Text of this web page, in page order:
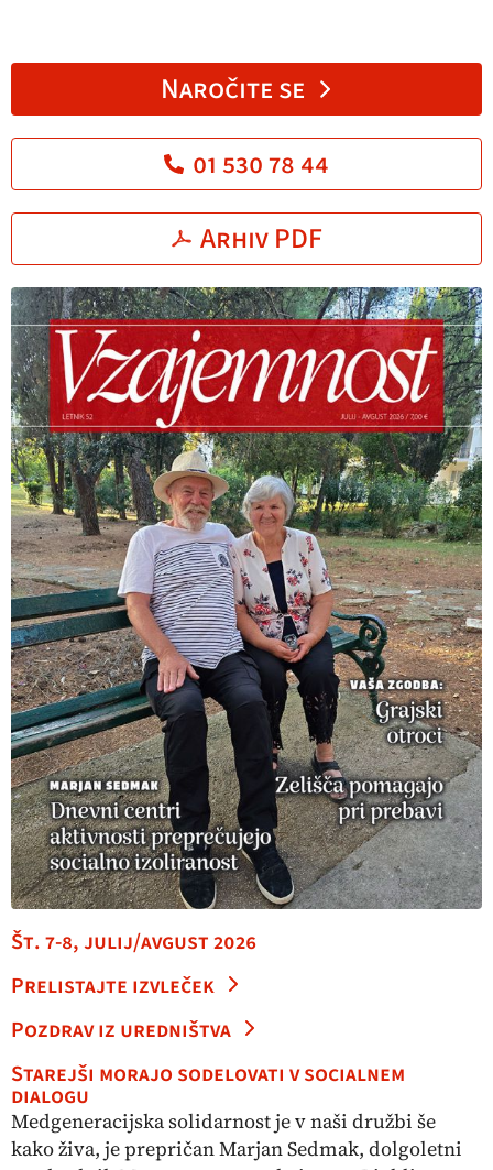
Naročite se
01 530 78 44
Arhiv PDF
Št. 7-8, julij/avgust 2026
Prelistajte izvleček
Pozdrav iz uredništva
Starejši morajo sodelovati v socialnem
dialogu
Medgeneracijska solidarnost je v naši družbi še
kako živa, je prepričan Marjan Sedmak, dolgoletni